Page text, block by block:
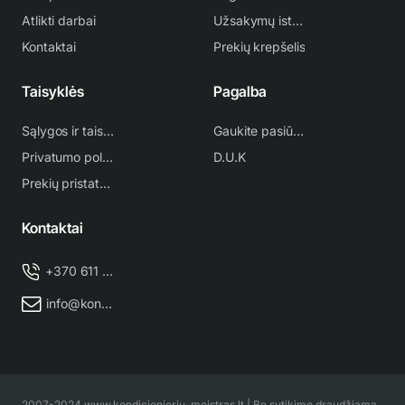
Atlikti darbai
Kontaktai
Užsakymų istorija
Prekių krepšelis
Taisyklės
Sąlygos ir taisyklės
Privatumo politika
Prekių pristatymas
Pagalba
Gaukite pasiūlymą
D.U.K
Kontaktai
+370 611 38 500
info@kondicionieriu-meistras.lt